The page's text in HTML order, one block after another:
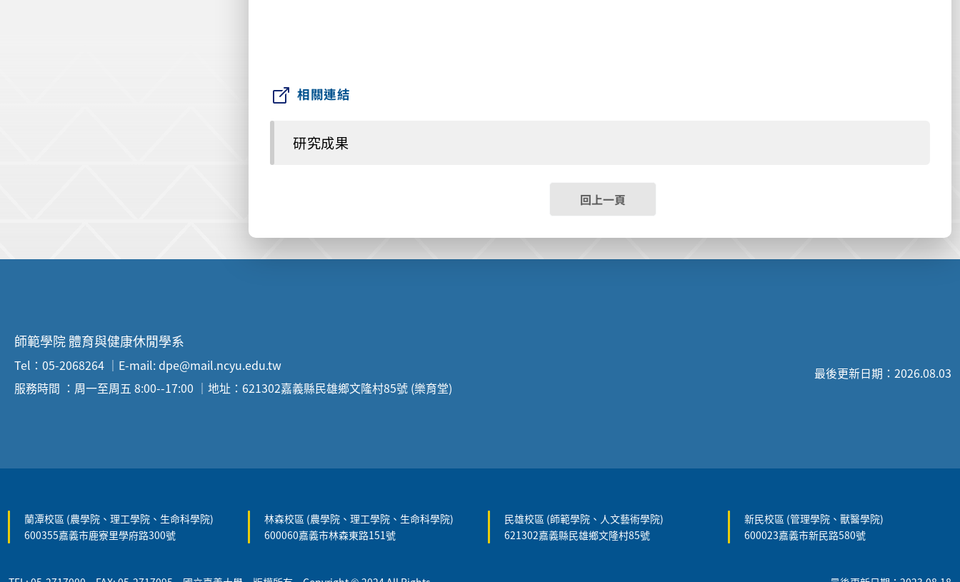
相關連結
研究成果
回上一頁
師範學院 體育與健康休閒學系
Tel：05-2068264 ｜E-mail: dpe@mail.ncyu.edu.tw
服務時間 ：周一至周五 8:00--17:00 ｜地址：621302嘉義縣民雄鄉文隆村85號 (樂育堂)
最後更新日期：2026.08.03
蘭潭校區 (農學院、理工學院、生命科學院)
600355嘉義市鹿寮里學府路300號
林森校區 (農學院、理工學院、生命科學院)
600060嘉義市林森東路151號
民雄校區 (師範學院、人文藝術學院)
621302嘉義縣民雄鄉文隆村85號
新民校區 (管理學院、獸醫學院)
600023嘉義市新民路580號